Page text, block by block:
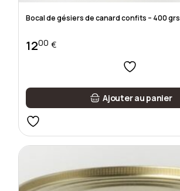
Bocal de gésiers de canard confits – 400 grs
1200 €
Ajouter au panier